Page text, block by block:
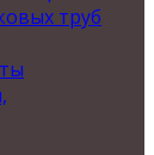
труб